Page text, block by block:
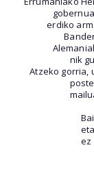
erdiko
nik
Atzeko gorria,
ez